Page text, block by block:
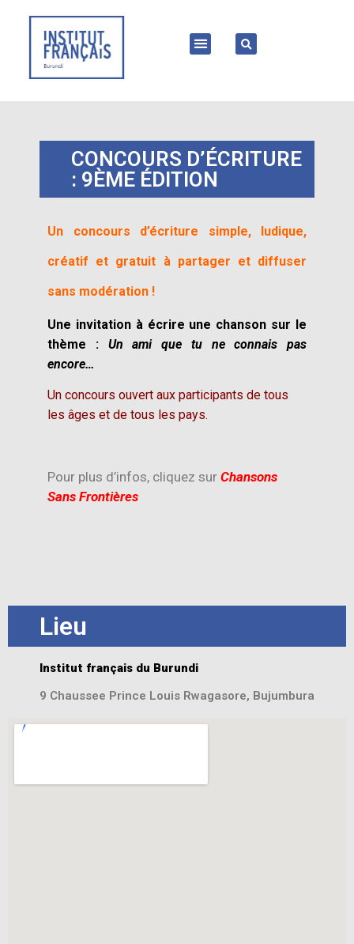
CONCOURS D’ÉCRITURE
: 9ÈME ÉDITION
Un concours d’écriture simple, ludique,
créatif et gratuit à partager et diffuser
sans modération !
Une invitation à écrire une chanson sur le
thème : Un ami que tu ne connais pas
encore…
Un concours ouvert aux participants de tous
les âges et de tous les pays.
Pour plus d’infos, cliquez sur Chansons
Sans Frontières
Lieu
Institut français du Burundi
9 Chaussee Prince Louis Rwagasore, Bujumbura